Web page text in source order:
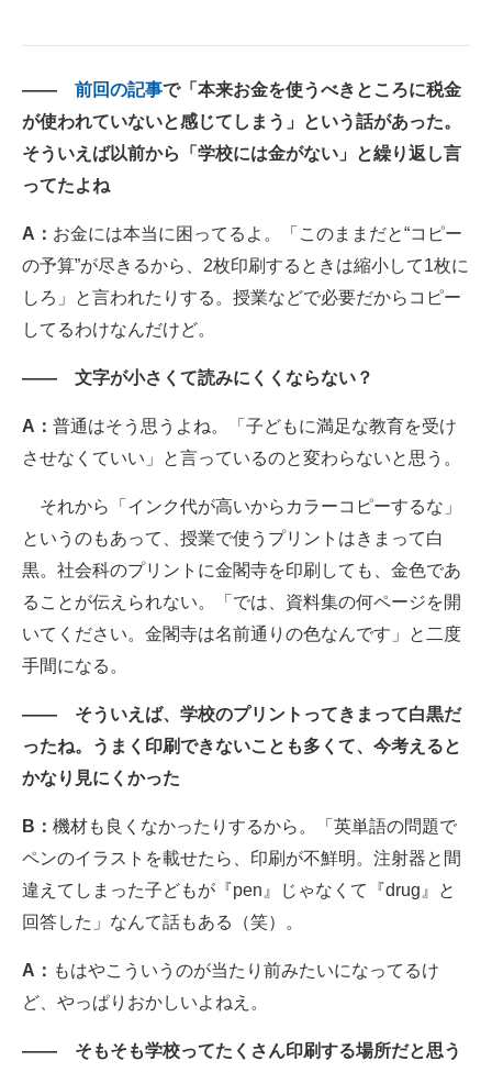
―― 前回の記事で「本来お金を使うべきところに税金
が使われていないと感じてしまう」という話があった。
そういえば以前から「学校には金がない」と繰り返し言
ってたよね
A： お金には本当に困ってるよ。「このままだと“コピー
の予算”が尽きるから、2枚印刷するときは縮小して1枚に
しろ」と言われたりする。授業などで必要だからコピー
してるわけなんだけど。
―― 文字が小さくて読みにくくならない？
A： 普通はそう思うよね。「子どもに満足な教育を受け
させなくていい」と言っているのと変わらないと思う。
それから「インク代が高いからカラーコピーするな」
というのもあって、授業で使うプリントはきまって白
黒。社会科のプリントに金閣寺を印刷しても、金色であ
ることが伝えられない。「では、資料集の何ページを開
いてください。金閣寺は名前通りの色なんです」と二度
手間になる。
―― そういえば、学校のプリントってきまって白黒だ
ったね。うまく印刷できないことも多くて、今考えると
かなり見にくかった
B： 機材も良くなかったりするから。「英単語の問題で
ペンのイラストを載せたら、印刷が不鮮明。注射器と間
違えてしまった子どもが『pen』じゃなくて『drug』と
回答した」なんて話もある（笑）。
A： もはやこういうのが当たり前みたいになってるけ
ど、やっぱりおかしいよねえ。
―― そもそも学校ってたくさん印刷する場所だと思う